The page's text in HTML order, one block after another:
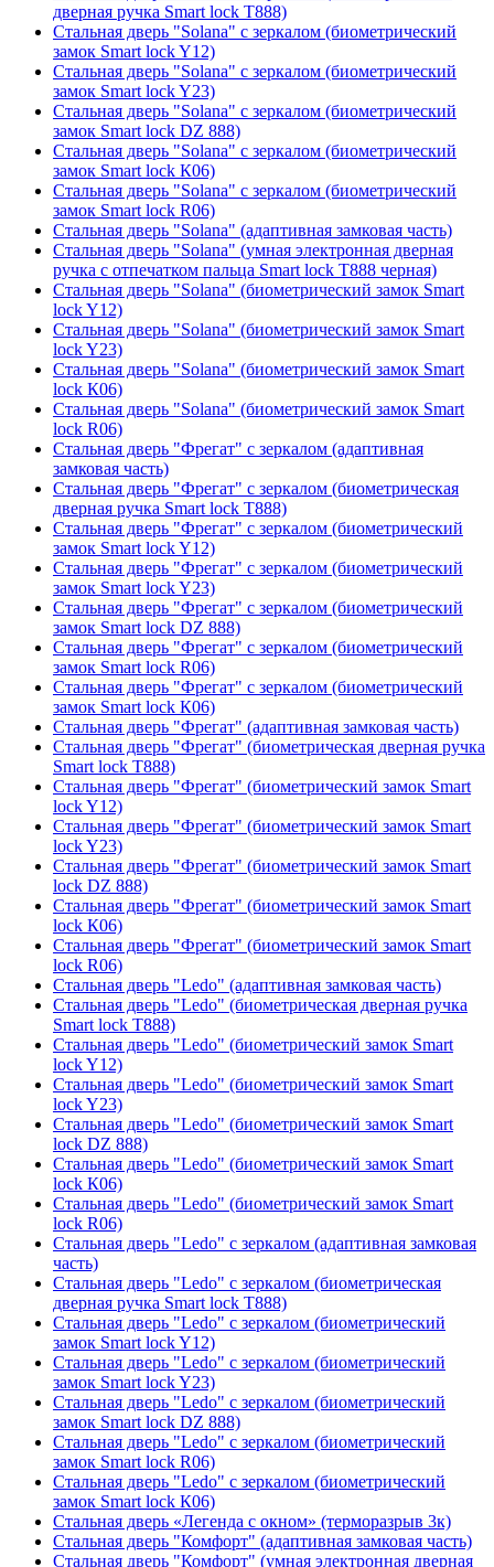
дверная ручка Smart lock T888)
Стальная дверь "Solana" с зеркалом (биометрический
замок Smart lock Y12)
Стальная дверь "Solana" с зеркалом (биометрический
замок Smart lock Y23)
Стальная дверь "Solana" с зеркалом (биометрический
замок Smart lock DZ 888)
Стальная дверь "Solana" с зеркалом (биометрический
замок Smart lock К06)
Стальная дверь "Solana" с зеркалом (биометрический
замок Smart lock R06)
Стальная дверь "Solana" (адаптивная замковая часть)
Стальная дверь "Solana" (умная электронная дверная
ручка с отпечатком пальца Smart lock T888 черная)
Стальная дверь "Solana" (биометрический замок Smart
lock Y12)
Стальная дверь "Solana" (биометрический замок Smart
lock Y23)
Стальная дверь "Solana" (биометрический замок Smart
lock К06)
Стальная дверь "Solana" (биометрический замок Smart
lock R06)
Стальная дверь "Фрегат" с зеркалом (адаптивная
замковая часть)
Стальная дверь "Фрегат" с зеркалом (биометрическая
дверная ручка Smart lock T888)
Стальная дверь "Фрегат" с зеркалом (биометрический
замок Smart lock Y12)
Стальная дверь "Фрегат" с зеркалом (биометрический
замок Smart lock Y23)
Стальная дверь "Фрегат" с зеркалом (биометрический
замок Smart lock DZ 888)
Стальная дверь "Фрегат" с зеркалом (биометрический
замок Smart lock R06)
Стальная дверь "Фрегат" с зеркалом (биометрический
замок Smart lock К06)
Стальная дверь "Фрегат" (адаптивная замковая часть)
Стальная дверь "Фрегат" (биометрическая дверная ручка
Smart lock T888)
Стальная дверь "Фрегат" (биометрический замок Smart
lock Y12)
Стальная дверь "Фрегат" (биометрический замок Smart
lock Y23)
Стальная дверь "Фрегат" (биометрический замок Smart
lock DZ 888)
Стальная дверь "Фрегат" (биометрический замок Smart
lock К06)
Стальная дверь "Фрегат" (биометрический замок Smart
lock R06)
Стальная дверь "Ledo" (адаптивная замковая часть)
Стальная дверь "Ledo" (биометрическая дверная ручка
Smart lock T888)
Стальная дверь "Ledo" (биометрический замок Smart
lock Y12)
Стальная дверь "Ledo" (биометрический замок Smart
lock Y23)
Стальная дверь "Ledo" (биометрический замок Smart
lock DZ 888)
Стальная дверь "Ledo" (биометрический замок Smart
lock К06)
Стальная дверь "Ledo" (биометрический замок Smart
lock R06)
Стальная дверь "Ledo" с зеркалом (адаптивная замковая
часть)
Стальная дверь "Ledo" с зеркалом (биометрическая
дверная ручка Smart lock T888)
Стальная дверь "Ledo" с зеркалом (биометрический
замок Smart lock Y12)
Стальная дверь "Ledo" с зеркалом (биометрический
замок Smart lock Y23)
Стальная дверь "Ledo" с зеркалом (биометрический
замок Smart lock DZ 888)
Стальная дверь "Ledo" с зеркалом (биометрический
замок Smart lock R06)
Стальная дверь "Ledo" с зеркалом (биометрический
замок Smart lock К06)
Стальная дверь «Легенда с окном» (терморазрыв 3к)
Стальная дверь "Комфорт" (адаптивная замковая часть)
Стальная дверь "Комфорт" (умная электронная дверная